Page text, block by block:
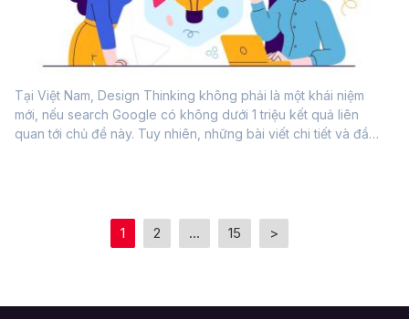
Tại Việt Nam, Design Thinking không phải là một khái niệm
mới, nếu search Google có không dưới 1 triệu kết quả liên
quan tới chủ đề này. Tuy nhiên, những bài viết chi tiết và đầy
1 2 ... 15 >